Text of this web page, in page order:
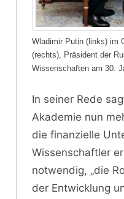
Wladimir Putin (links) im
(rechts), Präsident der
Wissenschaften am 30.
In seiner Rede
Akademie nun
die finanzielle
Wissenschaftler
notwendig, „die
der Entwicklung